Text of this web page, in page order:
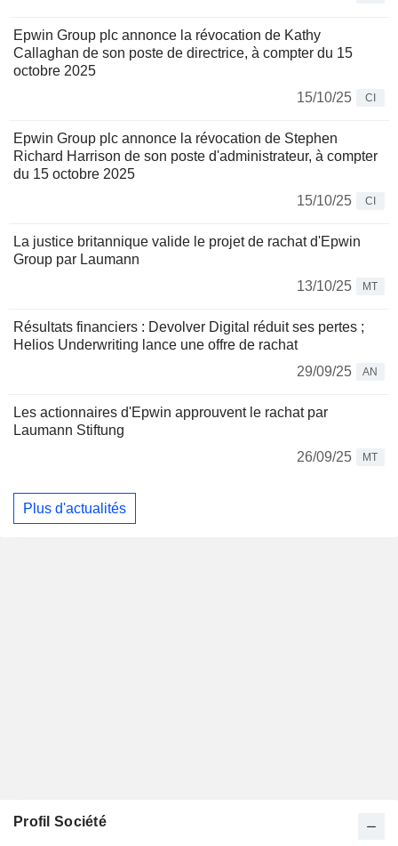
Epwin Group plc annonce la révocation de Kathy
Callaghan de son poste de directrice, à compter du 15
octobre 2025
15/10/25
CI
Epwin Group plc annonce la révocation de Stephen
Richard Harrison de son poste d'administrateur, à compter
du 15 octobre 2025
15/10/25
CI
La justice britannique valide le projet de rachat d'Epwin
Group par Laumann
13/10/25
MT
Résultats financiers : Devolver Digital réduit ses pertes ;
Helios Underwriting lance une offre de rachat
29/09/25
AN
Les actionnaires d'Epwin approuvent le rachat par
Laumann Stiftung
26/09/25
MT
Plus d'actualités
Profil Société